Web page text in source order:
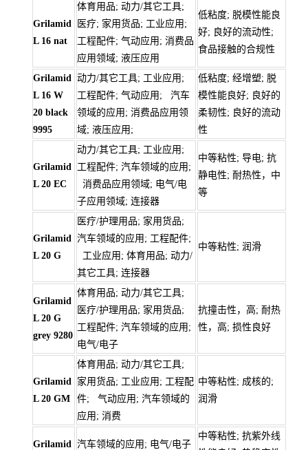
Grilamid
L 16 nat
体育用品; 动力/其它工具;
医疗; 家用货品; 工业应用;
工程配件; 气动应用; 消费品
应用领域; 液压应用
低粘度; 脱模性能良
好; 良好的流动性;
食品接触的合规性
Grilamid
L 16 W
20 black
9995
动力/其它工具; 工业应用;
工程配件; 气动应用; 汽车
领域的应用; 消费品应用领
域; 液压应用;
低粘度; 经增塑; 脱
模性能良好; 良好的
柔韧性; 良好的流动
性
Grilamid
L 20 EC
动力/其它工具; 工业应用;
工程配件; 汽车领域的应用;
消费品应用领域; 电气/电
子应用领域; 连接器
中等粘性; 导电; 抗
静电性; 耐热性，中
等
Grilamid
L 20 G
医疗/护理用品; 家用货品;
汽车领域的应用; 工程配件;
工业应用; 体育用品; 动力/
其它工具; 连接器
中等粘性; 润滑
Grilamid
L 20 G
grey 9280
体育用品; 动力/其它工具;
医疗/护理用品; 家用货品;
工程配件; 汽车领域的应用;
电气/电子
抗撞击性，高; 耐热
性，高; 损性良好
Grilamid
L 20 GM
体育用品; 动力/其它工具;
家用货品; 工业应用; 工程配
件; 气动应用; 汽车领域的
应用; 消费
中等粘性; 成核的;
润滑
Grilamid 汽车领域的应用; 电气/电子
中等粘性; 抗紫外线